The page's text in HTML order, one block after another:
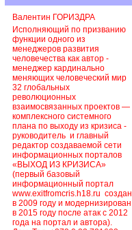
Валентин ГОРИЗДРА
Исполняющий по призванию
функции одного из
менеджеров развития
человечества как автор -
менеджер кардинально
меняющих человеческий мир
32 глобальных
революционных
взаимосвязанных проектов —
комплексного системного
плана по выходу из кризиса -
руководитель и главный
редактор создаваемой сети
информационных порталов
«ВЫХОД ИЗ КРИЗИСА»
(первый базовый
информационный портал
www.exitfromcris.h18.ru создан
в 2009 году и модернизирован
в 2015 году после атак с 2012
года на портал и автора).